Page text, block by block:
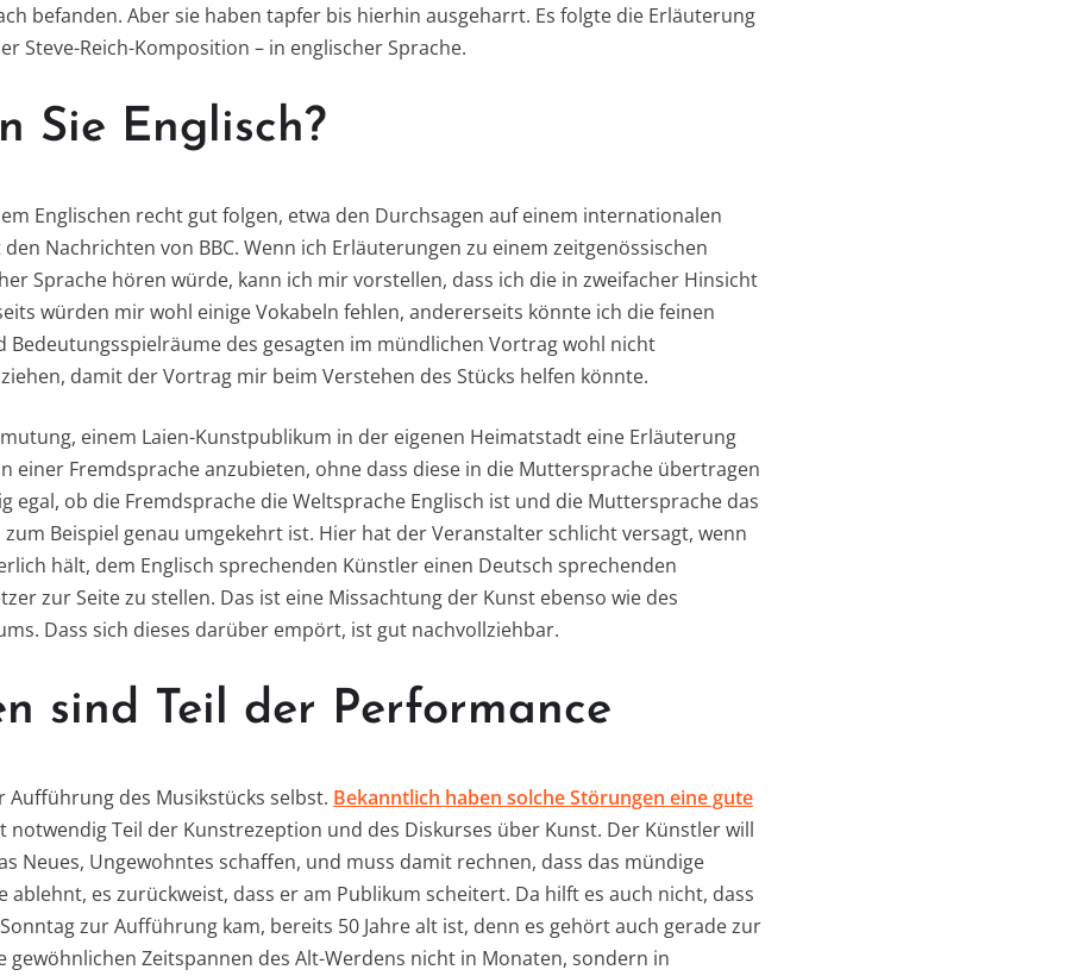
befanden. Aber sie haben tapfer bis hierhin ausgeharrt. Es folgte die Erläuterung
Steve-Reich-Komposition – in englischer Sprache.
Sie Englisch?
Englischen recht gut folgen, etwa den Durchsagen auf einem internationalen
Nachrichten von BBC. Wenn ich Erläuterungen zu einem zeitgenössischen
Sprache hören würde, kann ich mir vorstellen, dass ich die in zweifacher Hinsicht
würden mir wohl einige Vokabeln fehlen, andererseits könnte ich die feinen
Bedeutungsspielräume des gesagten im mündlichen Vortrag wohl nicht
damit der Vortrag mir beim Verstehen des Stücks helfen könnte.
einem Laien-Kunstpublikum in der eigenen Heimatstadt eine Erläuterung
einer Fremdsprache anzubieten, ohne dass diese in die Muttersprache übertragen
egal, ob die Fremdsprache die Weltsprache Englisch ist und die Muttersprache das
Beispiel genau umgekehrt ist. Hier hat der Veranstalter schlicht versagt, wenn
hält, dem Englisch sprechenden Künstler einen Deutsch sprechenden
zur Seite zu stellen. Das ist eine Missachtung der Kunst ebenso wie des
Dass sich dieses darüber empört, ist gut nachvollziehbar.
sind Teil der Performance
Aufführung des Musikstücks selbst. Bekanntlich haben solche Störungen eine gute
notwendig Teil der Kunstrezeption und des Diskurses über Kunst. Der Künstler will
Neues, Ungewohntes schaffen, und muss damit rechnen, dass das mündige
ablehnt, es zurückweist, dass er am Publikum scheitert. Da hilft es auch nicht, dass
zur Aufführung kam, bereits 50 Jahre alt ist, denn es gehört auch gerade zur
gewöhnlichen Zeitspannen des Alt-Werdens nicht in Monaten, sondern in